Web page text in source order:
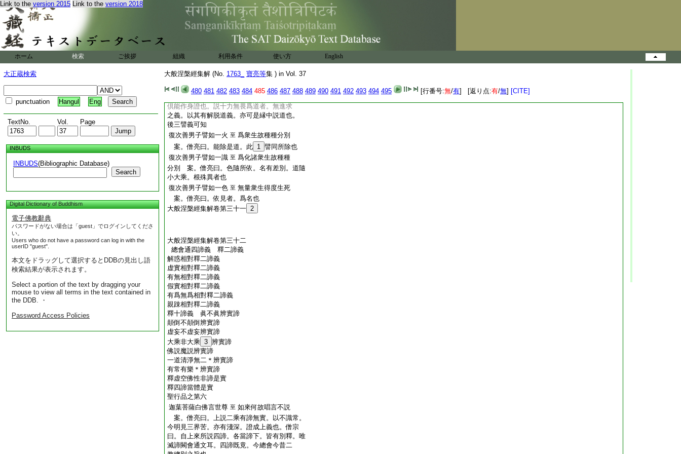
Link to the version 2015 Link to the version 2018
ホーム 検索 ご挨拶 組織 利用条件 使い方 English
大正蔵検索
punctuation Hangul Eng
TextNo. Vol. Page
INBUDS
INBUDS(Bibliographic Database)
Search
Digital Dictionary of Buddhism
電子佛教辭典
パスワードがない場合は「guest」でログインしてくださ
い。
Users who do not have a password can log in with the
userID "guest".
本文をドラッグして選択するとDDBの見出し語
検索結果が表示されます。
Select a portion of the text by dragging your
mouse to view all terms in the text contained in
the DDB. ・
Password Access Policies
大般涅槃經集解 (No. 1763_ 寶亮等集 ) in Vol. 37
480 481 482 483 484 485 486 487 488 489 490 491 492 493 494 495 [行番号:無/有] [返り点:有/無] [CITE]
不説也。見智慧者。推求名見也。了眞名慧也。
審定名智也。見道者。如得果以初見。爲名重。
更修習進求上果。名修也。結盡不修。名無學
也。五種因利鈍。得滅盡定。爲名六種。因人因
道也。念佛三昧者。唯佛念佛。眞得佛相。可名
爲定。僧宗曰。第三譬明道雖是一。以善巧故。
種種説異也。一道者。此明如來隨根縁故。致
教不同。應前譬也。信行法行道者。此經意與
數論爲異。論釋信行法行。是五方便以還。尋
此文意。乃至見諦道中也。信解脱見得。猶是
倶能作身證也。説十力無畏爲道者。無進求
之義。以其有解脱道義。亦可是縁中説道也。
後三譬義可知
復次善男子譬如一火 至 爲衆生故種種分別
案。僧亮曰。能除是道。此 1 譬同所除也
復次善男子譬如一識 至 爲化諸衆生故種種
分別 案。僧亮曰。色隨所依。名有差別。道隨
小大乘。根殊異者也
復次善男子譬如一色 至 無量衆生得度生死
案。僧亮曰。依見者。爲名也
大般涅槃經集解卷第三十一 2
大般涅槃經集解卷第三十二
總會通四諦義 釋二諦義
解惑相對釋二諦義
虚實相對釋二諦義
有無相對釋二諦義
假實相對釋二諦義
有爲無爲相對釋二諦義
親踈相對釋二諦義
釋十諦義 眞不眞辨實諦
顛倒不顛倒辨實諦
虚妄不虚妄辨實諦
大乘非大乘 3 辨實諦
佛説魔説辨實諦
一道清淨無二＊辨實諦
有常有樂＊辨實諦
釋虚空佛性非諦是實
釋四諦當體是實
聖行品之第六
迦葉菩薩白佛言世尊 至 如來何故唱言不説
案。僧亮曰。上説二乘有諦無實。以不識常。
今明見三界苦。亦有淺深。證成上義也。僧宗
曰。自上來所説四諦。各當諦下。皆有別釋。唯
滅諦闕會通文耳。四諦既竟。今總會今昔二